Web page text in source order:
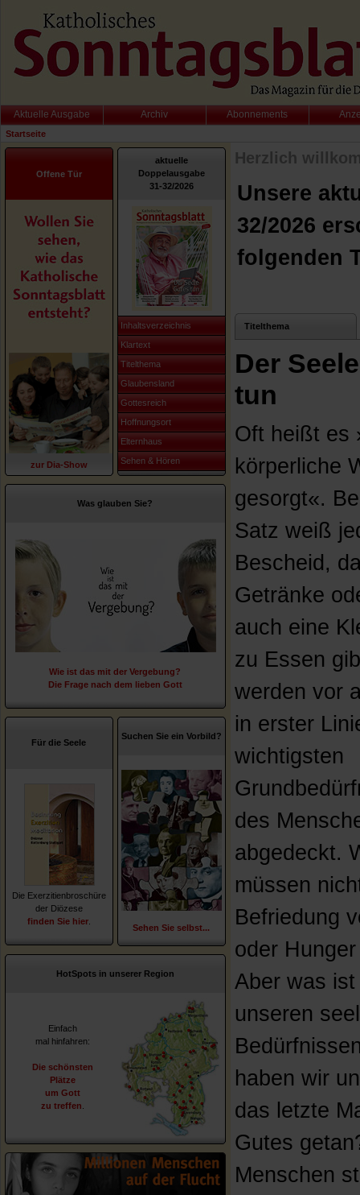
Aktuelle Ausgabe Archiv Abonnements
Startseite
Offene Tür
zur Dia-Show
aktuelle
Doppelausgabe
31-32/2026
Inhaltsverzeichnis
Klartext
Titelthema
Glaubensland
Gottesreich
Hoffnungsort
Elternhaus
Sehen & Hören
Was glauben Sie?
Wie ist das mit der Vergebung?
Die Frage nach dem lieben Gott
Für die Seele
Die Exerzitienbroschüre
der Diözese
finden Sie hier
Suchen Sie ein Vorbild?
Sehen Sie selbst...
HotSpots in unserer Region
Einfach
mal hinfahren:
Die schönsten
Plätze
um Gott
zu treffen
Herzlich
Unsere
32/2026
folgenden
Titelthema
Der
tun
Oft heißt es
körperliche
gesorgt«.
Satz weiß
Bescheid,
Getränke
auch eine
zu Essen
werden vor
in erster
wichtigsten
des
abgedeckt.
müssen
Befriedung
oder
Aber was ist
unseren
haben wir
das letzte
Gutes
Menschen